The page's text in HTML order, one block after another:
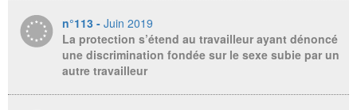
n°113 - Juin 2019
La protection s’étend au travailleur ayant dénoncé
une discrimination fondée sur le sexe subie par un
autre travailleur